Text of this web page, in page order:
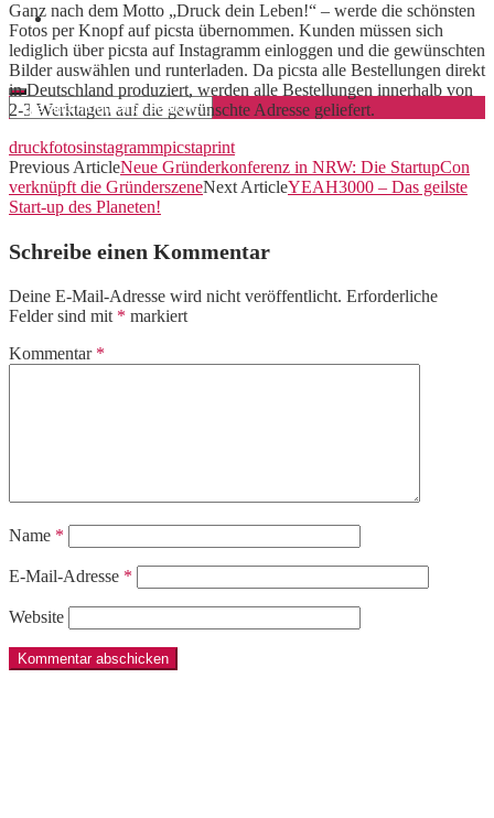
Geschäftskonto eröffnen
Ganz nach dem Motto „Druck dein Leben!“ – werde die schönsten
Fotos per Knopf auf picsta übernommen. Kunden müssen sich
lediglich über picsta auf Instagramm einloggen und die gewünschten
Bilder auswählen und runterladen. Da picsta alle Bestellungen direkt
in Deutschland produziert, werden alle Bestellungen innerhalb von
2-3 Werktagen auf die gewünschte Adresse geliefert.
druckfotosinstagrammpicstaprint
Previous ArticleNeue Gründerkonferenz in NRW: Die StartupCon
verknüpft die GründerszeneNext ArticleYEAH3000 – Das geilste
Start-up des Planeten!
Schreibe einen Kommentar
Deine E-Mail-Adresse wird nicht veröffentlicht. Erforderliche
Felder sind mit * markiert
Kommentar *
Name *
E-Mail-Adresse *
Website